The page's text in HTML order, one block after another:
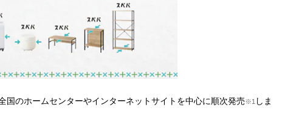
のホームセンターやインターネットサイトを中心に順次発売※1 しま